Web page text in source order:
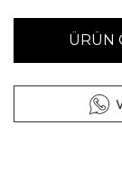
ÜRÜN